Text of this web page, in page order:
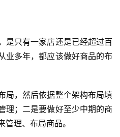
是只有一家店还是已经超过百
业多年，都应该做好商品的布
局，然后依据整个架构布局填
理；二是要做好至少中期的商
理、布局商品。